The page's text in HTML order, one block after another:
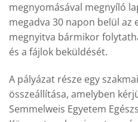
megnyomásával megnyíló
megadva 30 napon belül
megnyitva bármikor
és a fájlok beküldését.
A pályázat része egy
összeállítása, amelyben
Semmelweis Egyetem